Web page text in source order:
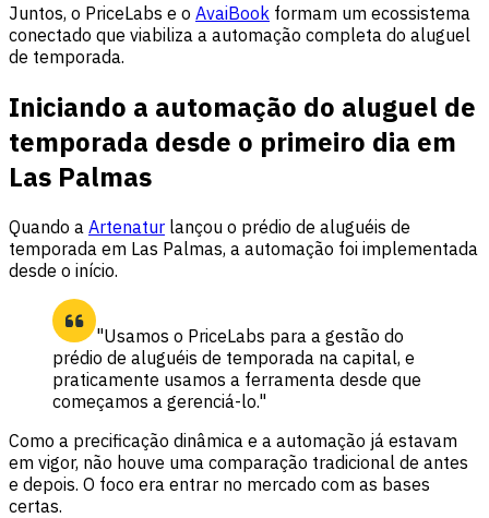
Juntos, o PriceLabs e o AvaiBook formam um ecossistema
conectado que viabiliza a automação completa do aluguel
de temporada.
Iniciando a automação do aluguel de
temporada desde o primeiro dia em
Las Palmas
Quando a Artenatur lançou o prédio de aluguéis de
temporada em Las Palmas, a automação foi implementada
desde o início.
"Usamos o PriceLabs para a gestão do
prédio de aluguéis de temporada na capital, e
praticamente usamos a ferramenta desde que
começamos a gerenciá-lo."
Como a precificação dinâmica e a automação já estavam
em vigor, não houve uma comparação tradicional de antes
e depois. O foco era entrar no mercado com as bases
certas.